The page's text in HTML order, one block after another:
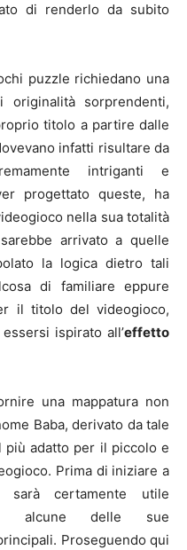
di renderlo da subito
puzzle richiedano una
sorprendenti,
titolo a partire dalle
infatti risultare da
intriganti e
progettato queste, ha
nella sua totalità
arrivato a quelle
la logica dietro tali
di familiare eppure
il titolo del videogioco,
ispirato all’effetto
una mappatura non
Baba, derivato da tale
adatto per il piccolo e
Prima di iniziare a
certamente utile
alcune delle sue
Proseguendo qui